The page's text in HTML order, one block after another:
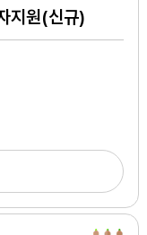
지원(신규)